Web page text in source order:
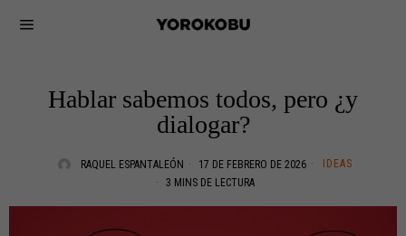
Hablar sabemos todos, pero ¿y
dialogar?
RAQUEL ESPANTALEÓN 17 DE FEBRERO DE 2026
IDEAS
3 MINS DE LECTURA